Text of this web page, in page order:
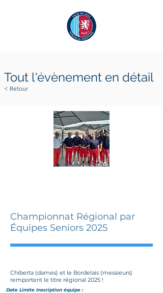
Championnat Régional par
Équipes Seniors 2025
Chiberta (dames) et le Bordelais (messieurs)
remportent le titre régional 2025 !
Date Limite Inscription équipe :
Tout l'évènement en détail
< Retour